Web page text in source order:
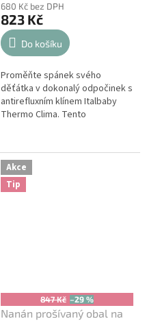
680 Kč bez DPH
823 Kč
Do košíku
Proměňte spánek svého
děťátka v dokonalý odpočinek s
antirefluxním klínem Italbaby
Thermo Clima. Tento
trávení díky...
Akce
Tip
847 Kč –29 %
Nanán prošívaný obal na